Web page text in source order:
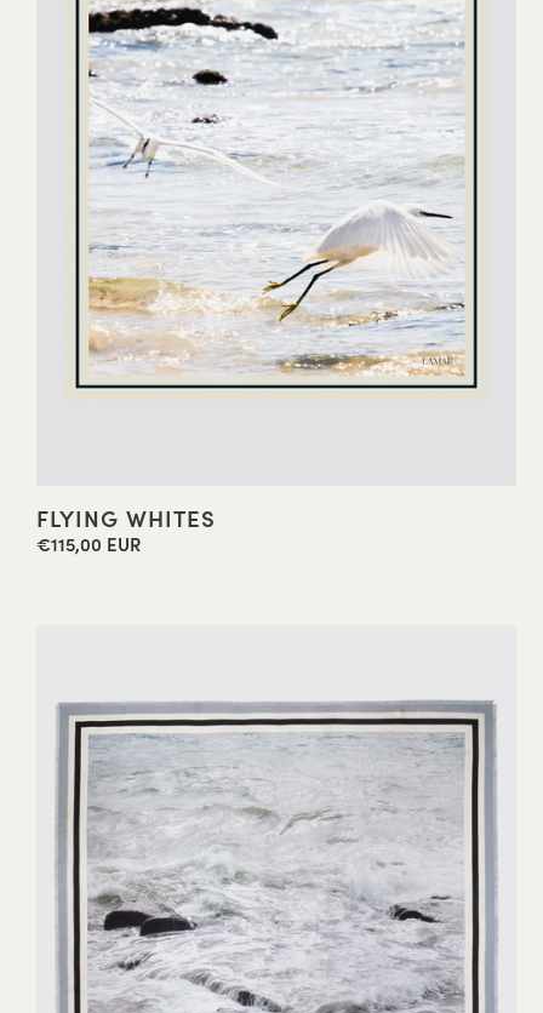
FLYING WHITES
Precio
€115,00 EUR